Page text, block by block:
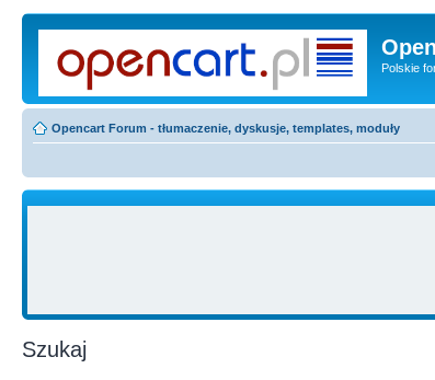
Polskie
Opencart Forum - tłumaczenie, dyskusje, templates, moduły
Szukaj